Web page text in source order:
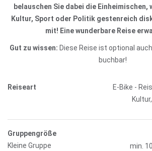
belauschen Sie dabei die Einheimischen,
Kultur, Sport oder Politik gestenreich
mit! Eine wunderbare Reise
Gut zu wissen: Diese Reise ist optional
buchbar!
Reiseart
E-Bike -
Gruppengröße
Kleine Gruppe
min.